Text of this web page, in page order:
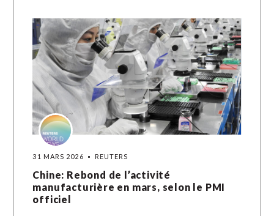
31 MARS 2026 REUTERS
Chine: Rebond de l’activité
manufacturière en mars, selon le PMI
officiel